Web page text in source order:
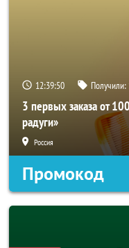
12:39:48 Получили:
3 первых заказа от
радуги»
Россия
Промокод